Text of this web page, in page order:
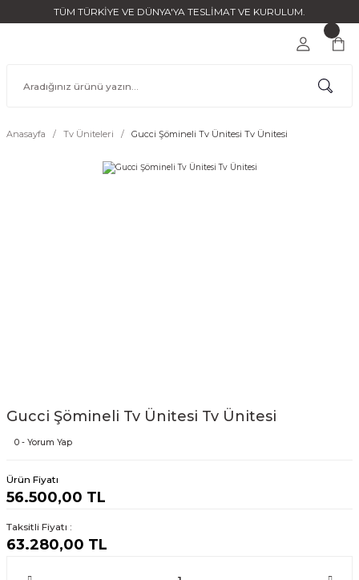
TÜM TÜRKİYE VE DÜNYA'YA TESLİMAT VE KURULUM.
Anasayfa Tv Üniteleri Gucci Şömineli Tv Ünitesi Tv Ünitesi
Gucci Şömineli Tv Ünitesi Tv Ünitesi
0 - Yorum Yap
Ürün Fiyatı
56.500,00 TL
Taksitli Fiyatı :
63.280,00 TL